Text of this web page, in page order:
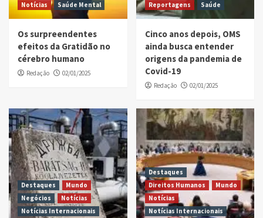
Notícias
Saúde Mental
Os surpreendentes
efeitos da Gratidão no
cérebro humano
Redação 02/01/2025
Reportagens
Saúde
Cinco anos depois, OMS
ainda busca entender
origens da pandemia de
Covid-19
Redação 02/01/2025
Destaques
Mundo
Negócios
Notícias
Notícias Internacionais
Destaques
Direitos Humanos
Mundo
Notícias
Notícias Internacionais